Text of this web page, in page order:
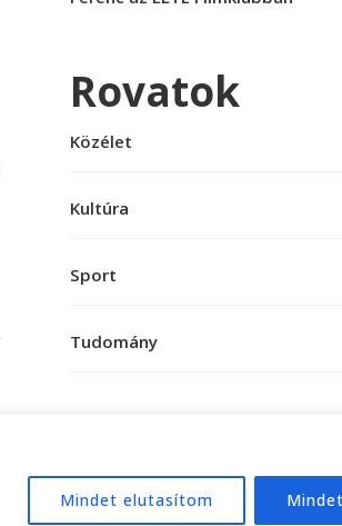
Mindet elutasítom
Rovatok
Közélet
Kultúra
Sport
Tudomány
WordPress.